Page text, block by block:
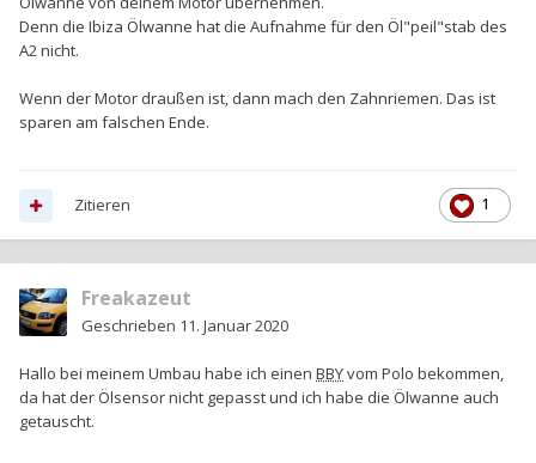
Denn die Ibiza Ölwanne hat die Aufnahme für den Öl"peil"stab des
A2 nicht.
Wenn der Motor draußen ist, dann mach den Zahnriemen. Das ist
sparen am falschen Ende.
1
Zitieren
Freakazeut
Geschrieben 11. Januar 2020
Hallo bei meinem Umbau habe ich einen BBYvom Polo bekommen,
da hat der Ölsensor nicht gepasst und ich habe die Ölwanne auch
getauscht.